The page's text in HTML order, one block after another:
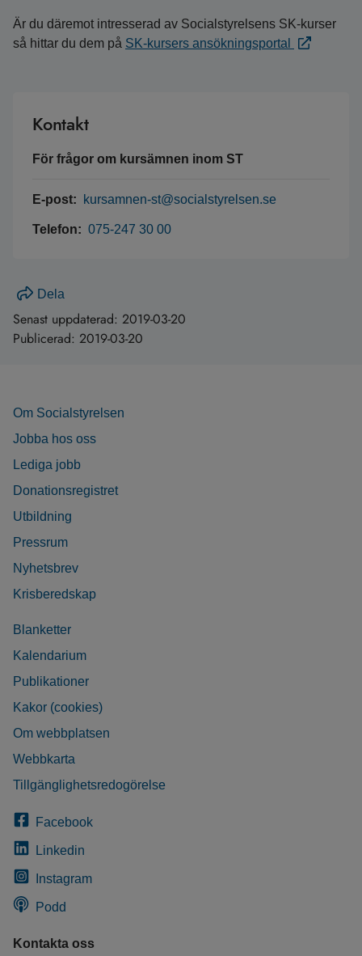
Är du däremot intresserad av Socialstyrelsens SK-kurser
så hittar du dem på SK-kursers ansökningsportal
Kontakt
För frågor om kursämnen inom ST
E-post: kursamnen-st@socialstyrelsen.se
Telefon: 075-247 30 00
Dela
Senast uppdaterad: 2019-03-20
Publicerad: 2019-03-20
Om Socialstyrelsen
Jobba hos oss
Lediga jobb
Donationsregistret
Utbildning
Pressrum
Nyhetsbrev
Krisberedskap
Blanketter
Kalendarium
Publikationer
Kakor (cookies)
Om webbplatsen
Webbkarta
Tillgänglighetsredogörelse
Facebook
Linkedin
Instagram
Podd
Kontakta oss